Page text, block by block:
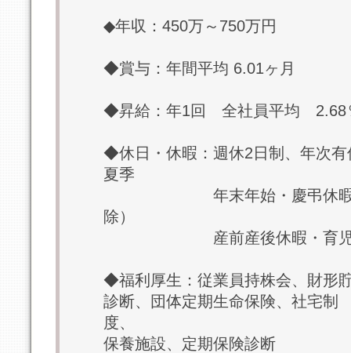
◆年収：450万～750万円
◆賞与：年間平均 6.01ヶ月
◆昇給：年1回 全社員平均 2.68
◆休日・休暇：週休2日制、年次
夏季
年末年始・慶弔休暇ほか
除）
産前産後休暇・育児休暇
◆福利厚生：従業員持株会、財形
診断、団体定期生命保険、社宅制
度
保養施設、定期保険診断